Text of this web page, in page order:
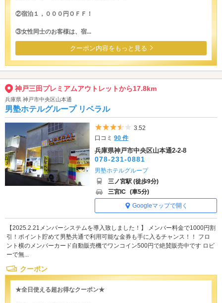
②宿泊１，０００円ＯＦＦ！
③女性同士のお客様は、宿...
クーポン内容をもっと見る
神戸三田プレミアムアウトレットから17.8km
兵庫県 神戸市中央区山本通
男塾ホテルグループ リベラル
5つ星のうち3.5
3.52
口コミ90 件
兵庫県神戸市中央区山本通2-2-8
078-231-0881
男塾ホテルグループ
三ノ宮駅 (徒歩9分)
三宮IC (車5分)
Googleマップで開く
【2025.2.21メンバーシステムを導入致しました！】 メンバー料金で1000円割
引！ポイント貯めて男塾共通で利用可能な金券も手に入るチャンス！！ フロ
ント横のメンバーカード自動販売機でワンコイン500円で絶賛販売中です ロビ
ーで無...
クーポン
★全日使える超お得なクーポン★